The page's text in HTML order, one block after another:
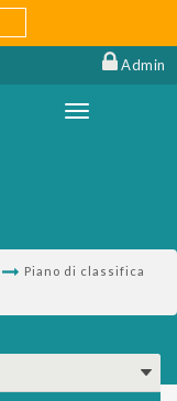
Admin
Piano di classifica